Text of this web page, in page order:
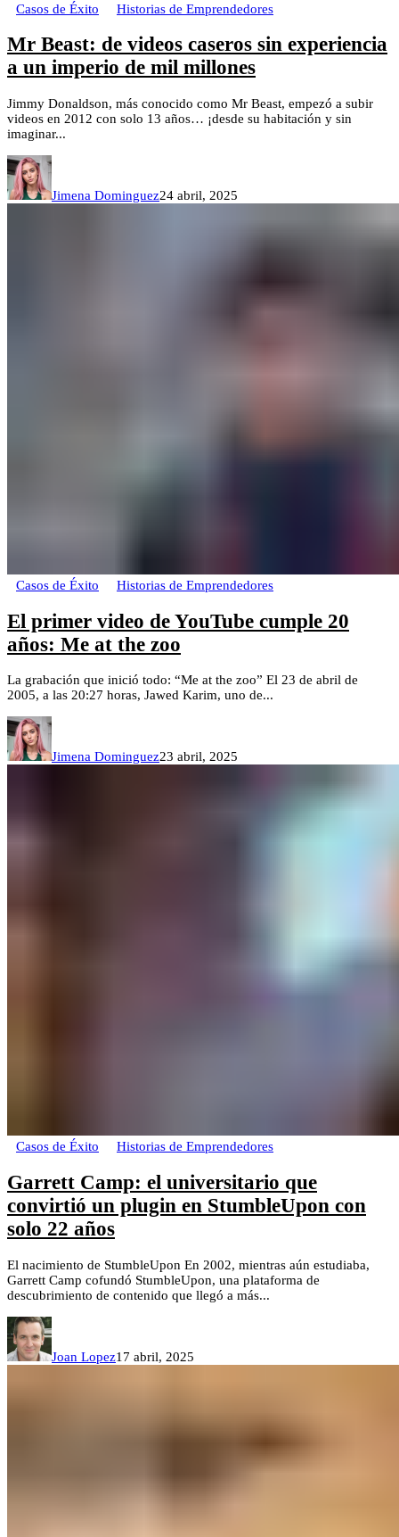
Casos de Éxito Historias de Emprendedores
Mr Beast: de videos caseros sin experiencia
a un imperio de mil millones
Jimmy Donaldson, más conocido como Mr Beast, empezó a subir
videos en 2012 con solo 13 años… ¡desde su habitación y sin
imaginar...
Jimena Dominguez24 abril, 2025
Casos de Éxito Historias de Emprendedores
El primer video de YouTube cumple 20
años: Me at the zoo
La grabación que inició todo: “Me at the zoo” El 23 de abril de
2005, a las 20:27 horas, Jawed Karim, uno de...
Jimena Dominguez23 abril, 2025
Casos de Éxito Historias de Emprendedores
Garrett Camp: el universitario que
convirtió un plugin en StumbleUpon con
solo 22 años
El nacimiento de StumbleUpon En 2002, mientras aún estudiaba,
Garrett Camp cofundó StumbleUpon, una plataforma de
descubrimiento de contenido que llegó a más...
Joan Lopez17 abril, 2025